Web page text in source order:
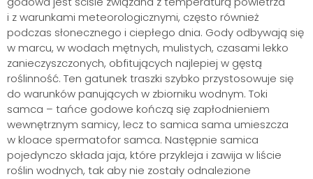
i z warunkami meteorologicznymi, często również
podczas słonecznego i ciepłego dnia. Gody odbywają się
w marcu, w wodach mętnych, mulistych, czasami lekko
zanieczyszczonych, obfitujących najlepiej w gęstą
roślinność. Ten gatunek traszki szybko przystosowuje się
do warunków panujących w zbiorniku wodnym. Toki
samca – tańce godowe kończą się zapłodnieniem
wewnętrznym samicy, lecz to samica sama umieszcza
w kloace spermatofor samca. Następnie samica
pojedynczo składa jaja, które przykleja i zawija w liście
roślin wodnych, tak aby nie zostały odnalezione